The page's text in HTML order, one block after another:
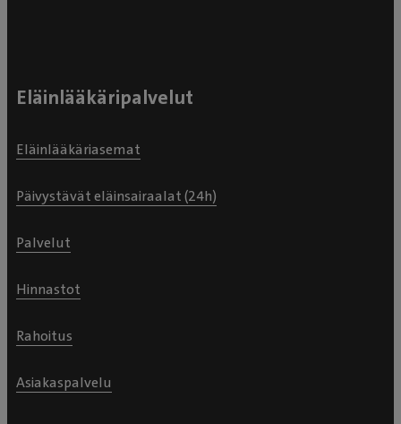
Eläinlääkäripalvelut
Eläinlääkäriasemat
Päivystävät eläinsairaalat (24h)
Palvelut
Hinnastot
Rahoitus
Asiakaspalvelu